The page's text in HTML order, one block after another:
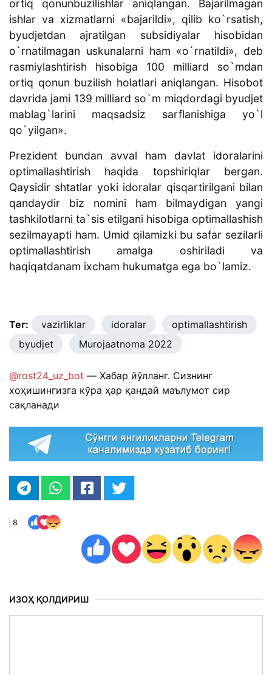
ortiq qonunbuzilishlar aniqlangan. Bajarilmagan
ishlar va xizmatlarni «bajarildi», qilib ko`rsatish,
byudjetdan ajratilgan subsidiyalar hisobidan
o`rnatilmagan uskunalarni ham «o`rnatildi», deb
rasmiylashtirish hisobiga 100 milliard so`mdan
ortiq qonun buzilish holatlari aniqlangan. Hisobot
davrida jami 139 milliard so`m miqdordagi byudjet
mablag`larini maqsadsiz sarflanishiga yo`l
qo`yilgan».
Prezident bundan avval ham davlat idoralarini
optimallashtirish haqida topshiriqlar bergan.
Qaysidir shtatlar yoki idoralar qisqartirilgani bilan
qandaydir biz nomini ham bilmaydigan yangi
tashkilotlarni ta`sis etilgani hisobiga optimallashish
sezilmayapti ham. Umid qilamizki bu safar sezilarli
optimallashtirish amalga oshiriladi va
haqiqatdanam ixcham hukumatga ega bo`lamiz.
Тег: vazirliklar idoralar
optimallashtirish
byudjet
Murojaatnoma 2022
@rost24_uz_bot — Хабар йўлланг. Сизнинг
хоҳишингизга кўра ҳар қандай маълумот сир
сақланади
8
ИЗОҲ ҚОЛДИРИШ